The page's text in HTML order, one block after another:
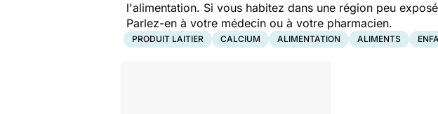
l'alimentation. Si vous habitez dans une région peu
Parlez-en à votre médecin ou à votre pharmacien.
PRODUIT LAITIER CALCIUM ALIMENTATION ALIMENTS